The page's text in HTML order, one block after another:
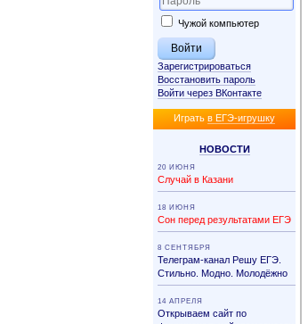
Чужой компьютер
Зарегистрироваться
Восстановить пароль
Войти через ВКонтакте
Иг­рать в ЕГЭ-иг­руш­ку
НО­ВО­СТИ
20 ИЮНЯ
Случай в Казани
18 ИЮНЯ
Сон перед результатами ЕГЭ
8 СЕНТЯБРЯ
Телеграм-канал Решу ЕГЭ.
Стильно. Модно. Молодёжно
14 АПРЕЛЯ
Открываем сайт по